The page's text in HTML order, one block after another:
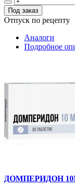
Под заказ
Отпуск по рецепту
Аналоги
Подробное
ДОМПЕРИДОН